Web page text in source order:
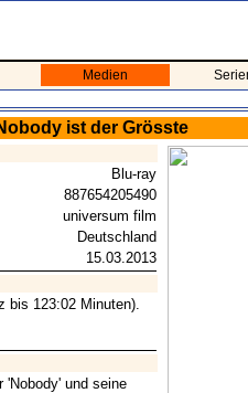
Medien
ist der Grösste
Blu-ray
887654205490
universum film
Deutschland
15.03.2013
bis 123:02 Minuten).
'Nobody' und seine